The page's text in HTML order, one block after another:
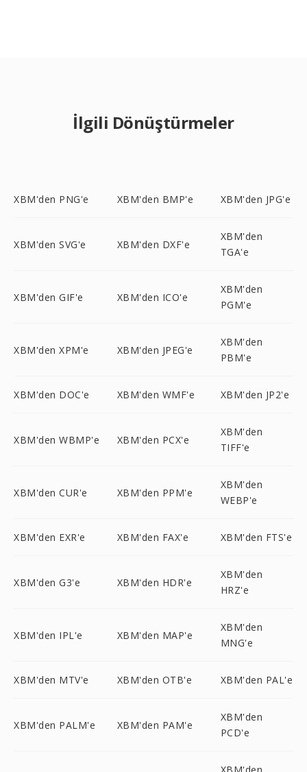
İlgili Dönüştürmeler
XBM'den PNG'e XBM'den BMP'e XBM'den JPG'e
XBM'den SVG'e XBM'den DXF'e
XBM'den
TGA'e
XBM'den GIF'e XBM'den ICO'e
XBM'den
PGM'e
XBM'den XPM'e XBM'den JPEG'e
XBM'den
PBM'e
XBM'den DOC'e XBM'den WMF'e XBM'den JP2'e
XBM'den WBMP'e XBM'den PCX'e
XBM'den
TIFF'e
XBM'den CUR'e XBM'den PPM'e
XBM'den
WEBP'e
XBM'den EXR'e XBM'den FAX'e XBM'den FTS'e
XBM'den G3'e XBM'den HDR'e
XBM'den
HRZ'e
XBM'den IPL'e XBM'den MAP'e
XBM'den
MNG'e
XBM'den MTV'e XBM'den OTB'e XBM'den PAL'e
XBM'den PALM'e XBM'den PAM'e
XBM'den
PCD'e